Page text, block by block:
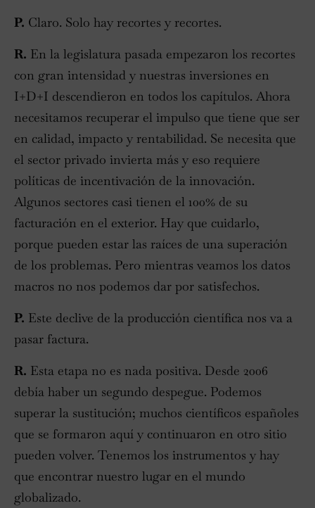
P. Claro. Solo hay recortes y recortes.
R. En la legislatura pasada empezaron los recortes
con gran intensidad y nuestras inversiones en
I+D+I descendieron en todos los capítulos. Ahora
necesitamos recuperar el impulso que tiene que ser
en calidad, impacto y rentabilidad. Se necesita que
el sector privado invierta más y eso requiere
políticas de incentivación de la innovación.
Algunos sectores casi tienen el 100% de su
facturación en el exterior. Hay que cuidarlo,
porque pueden estar las raíces de una superación
de los problemas. Pero mientras veamos los datos
macros no nos podemos dar por satisfechos.
P. Este declive de la producción científica nos va a
pasar factura.
R. Esta etapa no es nada positiva. Desde 2006
debía haber un segundo despegue. Podemos
superar la sustitución; muchos científicos españoles
que se formaron aquí y continuaron en otro sitio
pueden volver. Tenemos los instrumentos y hay
que encontrar nuestro lugar en el mundo
globalizado.